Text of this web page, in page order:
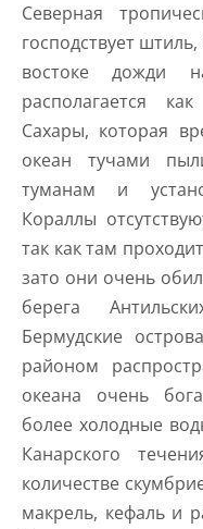
Северная
господствует
востоке дожди
располагается
Сахары, которая
океан тучами
туманам и
Кораллы
так как там
зато они очень
берега
Бермудские
районом
океана очень
более холодные
Канарского
количестве
макрель, кефаль и